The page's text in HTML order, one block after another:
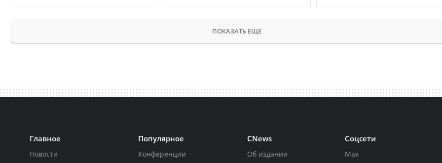
ПОКАЗАТЬ ЕЩЕ
Главное
Новости
Популярное
Конференции
CNews
Об издании
Соцсети
Max